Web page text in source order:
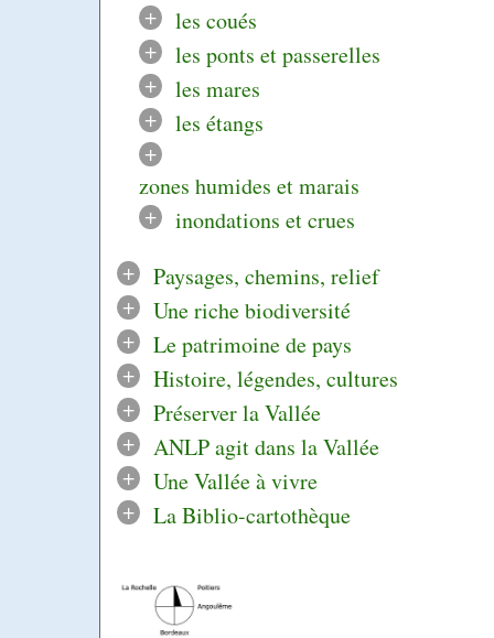
+
les coués
+
les ponts et passerelles
+
les mares
+
les étangs
+
zones humides et marais
+
inondations et crues
+
Paysages, chemins, relief
+
Une riche biodiversité
+
Le patrimoine de pays
+
Histoire, légendes, cultures
+
Préserver la Vallée
+
ANLP agit dans la Vallée
+
Une Vallée à vivre
+
La Biblio-cartothèque